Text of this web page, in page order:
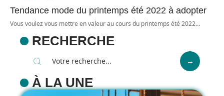
Tendance mode du printemps été 2022 à adopter
Vous voulez vous mettre en valeur au cours du printemps été 2022…
RECHERCHE
À LA UNE